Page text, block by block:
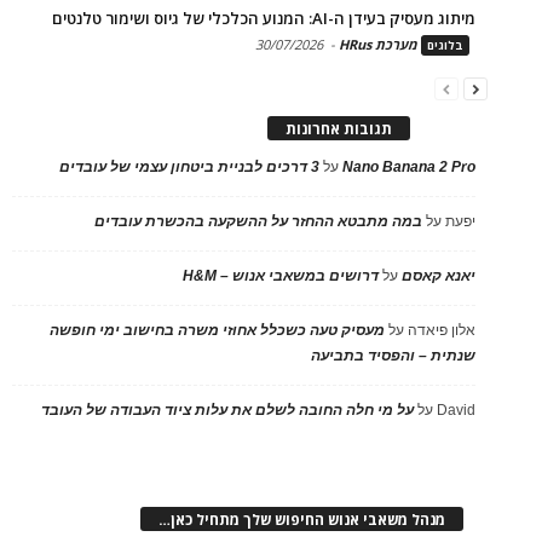
מיתוג מעסיק בעידן ה-AI: המנוע הכלכלי של גיוס ושימור טלנטים
בלוגים מערכת HRus -
30/07/2026
תגובות אחרונות
Nano Banana 2 Proעל 3 דרכים לבניית ביטחון עצמי של עובדים
יפעתעל במה מתבטא ההחזר על ההשקעה בהכשרת עובדים
יאנא קאסםעלדרושים במשאבי אנוש – H&M
אלון פיאדה על מעסיק טעה כשכלל אחוזי משרה בחישוב ימי חופשה
שנתית – והפסיד בתביעה
David עלעל מי חלה החובה לשלם את עלות ציוד העבודה של העובד
מנהל משאבי אנוש החיפוש שלך מתחיל כאן…